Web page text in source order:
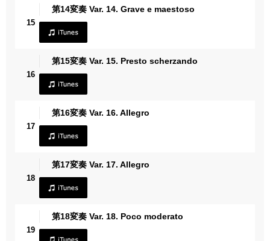
15
第14変奏 Var. 14. Grave e maestoso
16
第15変奏 Var. 15. Presto scherzando
17
第16変奏 Var. 16. Allegro
18
第17変奏 Var. 17. Allegro
19
第18変奏 Var. 18. Poco moderato